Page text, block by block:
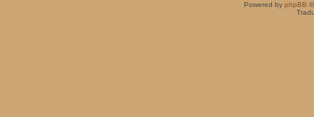
Powered by phpBB